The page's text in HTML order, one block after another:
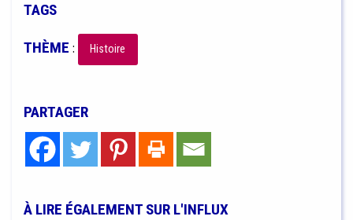
TAGS
THÈME : Histoire
PARTAGER
À LIRE ÉGALEMENT SUR L'INFLUX